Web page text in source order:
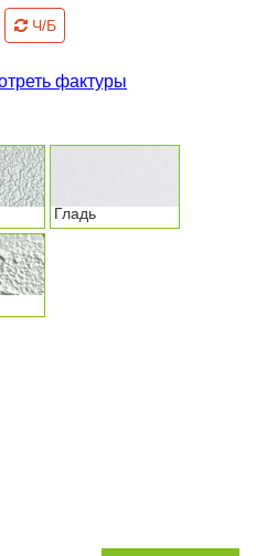
Ч/Б
фактуры
Гладь